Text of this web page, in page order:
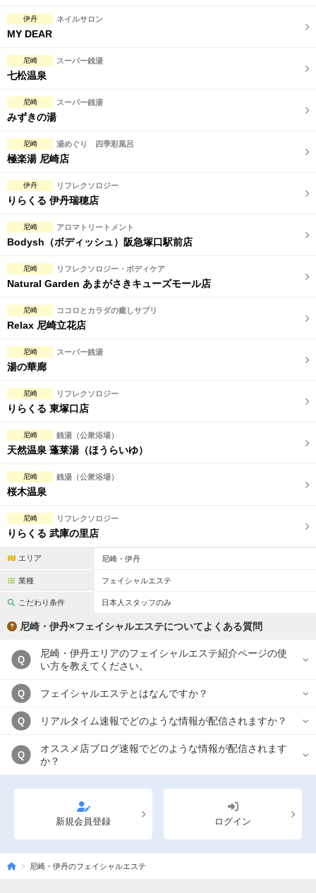
伊丹 ネイルサロン
MY DEAR
尼崎 スーパー銭湯
七松温泉
尼崎 スーパー銭湯
みずきの湯
尼崎 湯めぐり 四季彩風呂
極楽湯 尼崎店
伊丹 リフレクソロジー
りらくる 伊丹瑞穂店
尼崎 アロマトリートメント
Bodysh（ボディッシュ）阪急塚口駅前店
尼崎 リフレクソロジー・ボディケア
Natural Garden あまがさきキューズモール店
尼崎 ココロとカラダの癒しサプリ
Relax 尼崎立花店
尼崎 スーパー銭湯
湯の華廊
尼崎 リフレクソロジー
りらくる 東塚口店
尼崎 銭湯（公衆浴場）
天然温泉 蓬莱湯（ほうらいゆ）
尼崎 銭湯（公衆浴場）
桜木温泉
尼崎 リフレクソロジー
りらくる 武庫の里店
エリア 尼崎・伊丹
業種 フェイシャルエステ
こだわり条件 日本人スタッフのみ
尼崎・伊丹×フェイシャルエステについてよくある質問
Q
尼崎・伊丹エリアのフェイシャルエステ紹介ページの使
い方を教えてください。
Q フェイシャルエステとはなんですか？
Q リアルタイム速報でどのような情報が配信されますか？
Q
オススメ店ブログ速報でどのような情報が配信されます
か？
新規会員登録 ログイン
尼崎・伊丹のフェイシャルエステ